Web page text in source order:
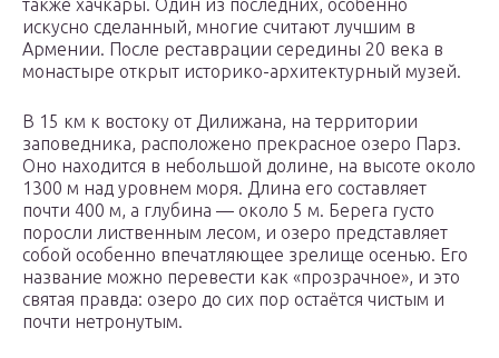
также хачкары. Один из последних, особенно
искусно сделанный, многие считают лучшим в
Армении. После реставрации середины 20 века в
монастыре открыт историко-архитектурный музей.
В 15 км к востоку от Дилижана, на территории
заповедника, расположено прекрасное озеро Парз.
Оно находится в небольшой долине, на высоте около
1300 м над уровнем моря. Длина его составляет
почти 400 м, а глубина — около 5 м. Берега густо
поросли лиственным лесом, и озеро представляет
собой особенно впечатляющее зрелище осенью. Его
название можно перевести как «прозрачное», и это
святая правда: озеро до сих пор остаётся чистым и
почти нетронутым.